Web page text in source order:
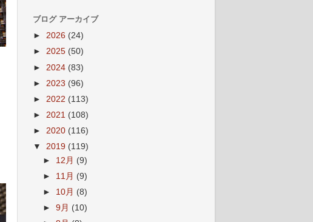
ブログ アーカイブ
► 2026 (24)
► 2025 (50)
► 2024 (83)
► 2023 (96)
► 2022 (113)
► 2021 (108)
► 2020 (116)
▼ 2019 (119)
► 12月 (9)
► 11月 (9)
► 10月 (8)
►9月 (10)